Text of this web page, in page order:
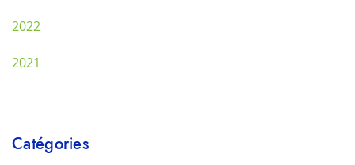
2022
2021
Catégories